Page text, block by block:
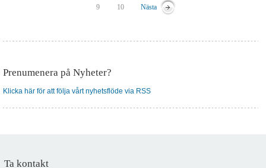
9 10 Nästa
Prenumenera på Nyheter?
Klicka här för att följa vårt nyhetsflöde via RSS
Ta kontakt